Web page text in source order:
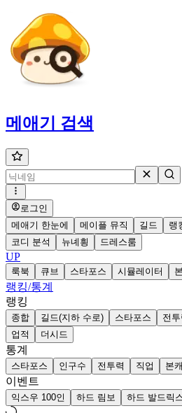
메애기 검색
로그인
메애기 한눈에
메이플 뮤직 길드 랭
코디 분석
뉴녜힁 드레스룸
UP
룩북 큐브 스타포스 시뮬레이터
랭킹/통계
랭킹
종합 길드(지하 수로) 스타포스 전투
업적
더시드
통계
스타포스 인구수 전투력 직업 본
이벤트
익스우 100인 하드 림보 하드 발드릭